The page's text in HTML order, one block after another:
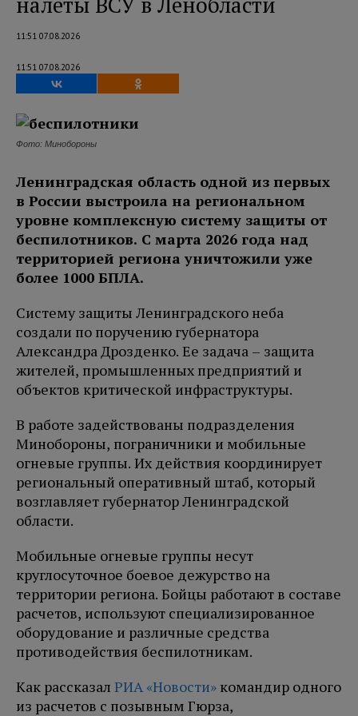
11:51 07.08.2026
11:51 07.08.2026
Фото: Минобороны
Ленинградская область одной из первых
в России выстроила на региональном
уровне комплексную систему защиты от
беспилотников. С марта 2026 года над
территорией региона уничтожили уже
более 1000 БПЛА.
Систему защиты Ленинградского неба
создали по поручению губернатора
Александра Дрозденко. Ее задача – защита
жителей, промышленных предприятий и
объектов критической инфраструктуры.
В работе задействованы подразделения
Минобороны, пограничники и мобильные
огневые группы. Их действия координирует
региональный оперативный штаб, который
возглавляет губернатор Ленинградской
области.
Мобильные огневые группы несут
круглосуточное боевое дежурство на
территории региона. Бойцы работают в составе
расчетов, используют специализированное
оборудование и различные средства
противодействия беспилотникам.
Как рассказал РИА «Новости» командир одного
из расчетов с позывным Гюрза,